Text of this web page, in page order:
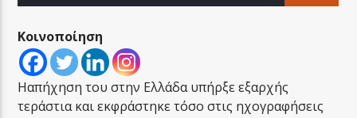
LA FAMIGLIA RADIO
Κοινοποίηση
Ηαπήχηση του στην Ελλάδα υπήρξε εξαρχής
τεράστια και εκφράστηκε τόσο στις ηχογραφήσεις